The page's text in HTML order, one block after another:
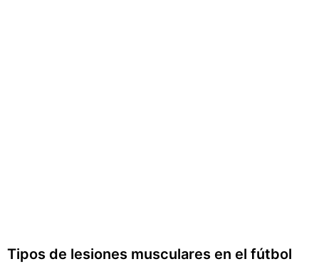
Tipos de lesiones musculares en el fútbol